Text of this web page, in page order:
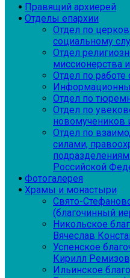
Правящий архиерей
Отделы епархии
Отдел по
социальному
Отдел
миссионерства
Отдел по
Отдел по
Отдел по
новомучеников
Отдел по
силами,
Российской
Фотогалерея
Храмы и монастыри
Свято-
(благочинный
Никольское
Вячеслав
Успенское
Кирилл
Ильинское